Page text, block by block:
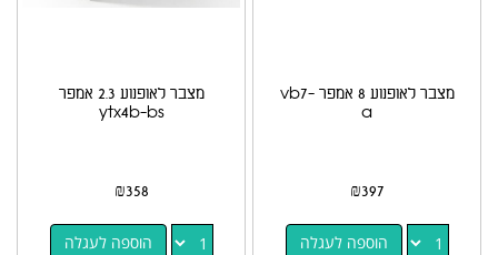
מצבר לאופנוע 8 אמפר vb7-
a
₪397
הוספה לעגלה
מצבר לאופנוע 2.3 אמפר
ytx4b-bs
₪358
הוספה לעגלה